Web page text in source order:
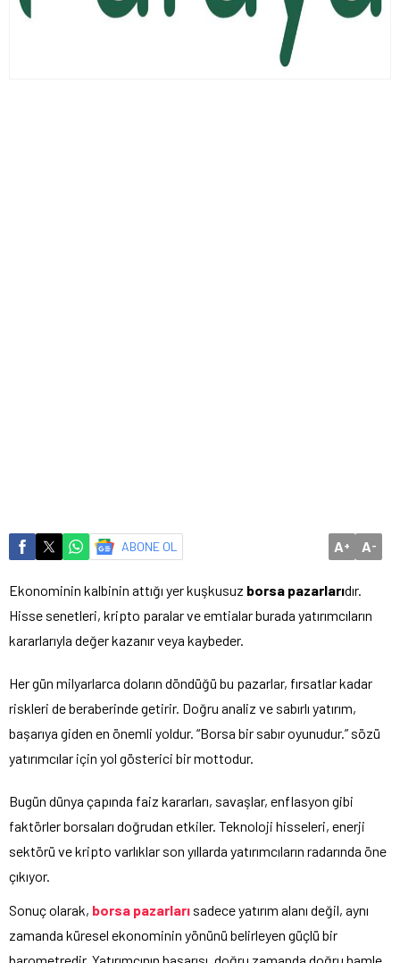
Kick.com Rraenee: Dijital Dünyada Öne Çıkan Bir İsim
ABONE OL A+ A-
Ekonominin kalbinin attığı yer kuşkusuz borsa pazarlarıdır.
Hisse senetleri, kripto paralar ve emtialar burada yatırımcıların
kararlarıyla değer kazanır veya kaybeder.
Her gün milyarlarca doların döndüğü bu pazarlar, fırsatlar kadar
riskleri de beraberinde getirir. Doğru analiz ve sabırlı yatırım,
başarıya giden en önemli yoldur. “Borsa bir sabır oyunudur.” sözü
yatırımcılar için yol gösterici bir mottodur.
Bugün dünya çapında faiz kararları, savaşlar, enflasyon gibi
faktörler borsaları doğrudan etkiler. Teknoloji hisseleri, enerji
sektörü ve kripto varlıklar son yıllarda yatırımcıların radarında öne
çıkıyor.
Sonuç olarak, borsa pazarları sadece yatırım alanı değil, aynı
zamanda küresel ekonominin yönünü belirleyen güçlü bir